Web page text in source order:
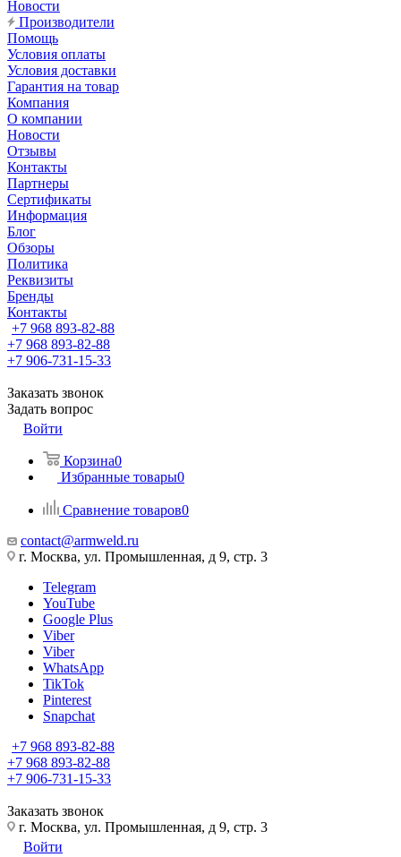
Новости
Производители
Помощь
Условия оплаты
Условия доставки
Гарантия на товар
Компания
О компании
Новости
Отзывы
Контакты
Партнеры
Сертификаты
Информация
Блог
Обзоры
Политика
Реквизиты
Бренды
Контакты
+7 968 893-82-88
+7 968 893-82-88
+7 906-731-15-33
Заказать звонок
Задать вопрос
Войти
Корзина0
Избранные товары0
Сравнение товаров0
contact@armweld.ru
г. Москва, ул. Промышленная, д 9, стр. 3
Telegram
YouTube
Google Plus
Viber
Viber
WhatsApp
TikTok
Pinterest
Snapchat
+7 968 893-82-88
+7 968 893-82-88
+7 906-731-15-33
Заказать звонок
г. Москва, ул. Промышленная, д 9, стр. 3
Войти